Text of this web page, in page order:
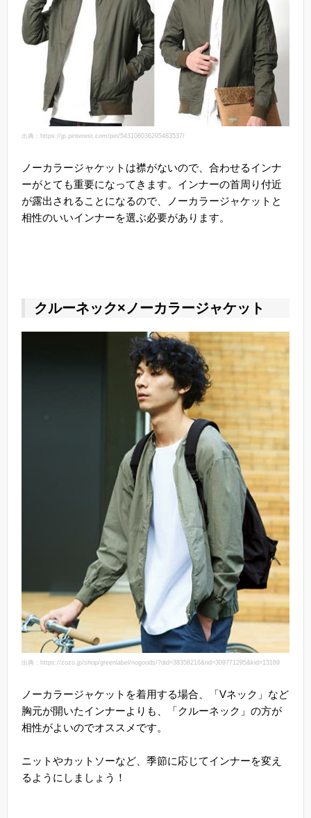
出典：https://jp.pinterest.com/pin/543106036295483537/
ノーカラージャケットは襟がないので、合わせるインナ
ーがとても重要になってきます。インナーの首周り付近
が露出されることになるので、ノーカラージャケットと
相性のいいインナーを選ぶ必要があります。
クルーネック×ノーカラージャケット
出典：https://zozo.jp/shop/greenlabel/nogoods/?did=38358216&rid=309771295&kid=13169
ノーカラージャケットを着用する場合、「Vネック」など
胸元が開いたインナーよりも、「クルーネック」の方が
相性がよいのでオススメです。
ニットやカットソーなど、季節に応じてインナーを変え
るようにしましょう！